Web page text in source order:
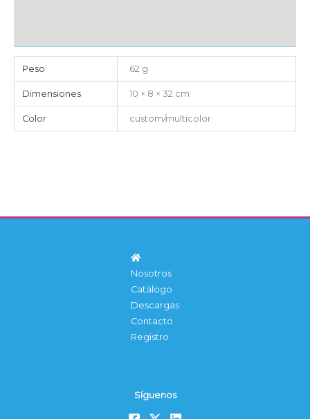
Peso 62 g
Dimensiones 10 × 8 × 32 cm
Color custom/multicolor
Nosotros
Catálogo
Descargas
Contacto
Registro
Síguenos